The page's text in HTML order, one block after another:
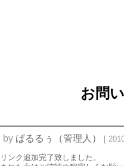
お問
by ぱるるぅ（管理人） [
ンク追加完了致しました。